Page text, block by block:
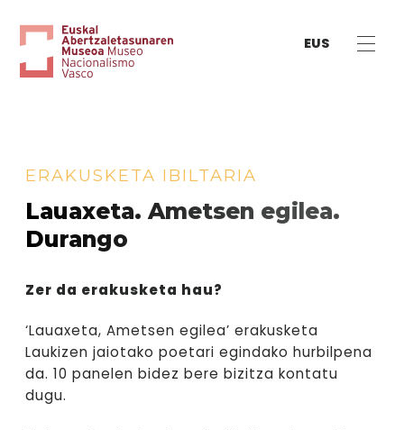
EUS
ERAKUSKETA IBILTARIA
Lauaxeta. Ametsen egilea.
Durango
Zer da erakusketa hau?
‘Lauaxeta, Ametsen egilea’ erakusketa
Laukizen jaiotako poetari egindako hurbilpena
da. 10 panelen bidez bere bizitza kontatu
dugu.